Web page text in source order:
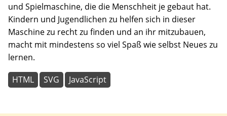
und Spielmaschine, die die Menschheit je gebaut hat.
Kindern und Jugendlichen zu helfen sich in dieser
Maschine zu recht zu finden und an ihr mitzubauen,
macht mit mindestens so viel Spaß wie selbst Neues zu
lernen.
HTML SVG JavaScript